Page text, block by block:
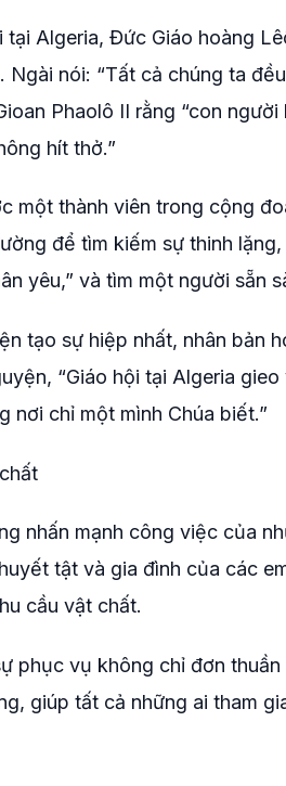
Algeria, Đức Giáo hoàng
nói: “Tất cả chúng ta
Phaolô II rằng “con
hít thở.”
một thành viên trong cộng
để tìm kiếm sự thinh
yêu,” và tìm một người sẵn
tạo sự hiệp nhất, nhân bản
“Giáo hội tại Algeria
nơi chỉ một mình Chúa biết.”
nhấn mạnh công việc của
tật và gia đình của các
cầu vật chất.
phục vụ không chỉ đơn
giúp tất cả những ai tham